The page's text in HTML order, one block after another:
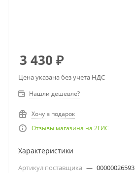
3 430 ₽
Цена указана без учета НДС
Нашли дешевле?
Хочу в подарок
Отзывы магазина на 2ГИС
Характеристики
Артикул поставщика — 00000026593